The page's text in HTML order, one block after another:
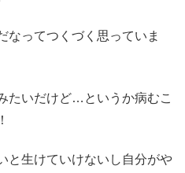
なってつくづく思っていま
たいだけど…というか病むこ
と生けていけないし自分がや